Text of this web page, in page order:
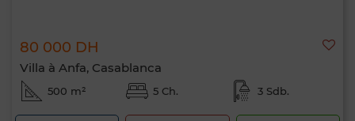
80 000 DH
Villa à Anfa, Casablanca
500 m² 5 Ch. 3 Sdb.